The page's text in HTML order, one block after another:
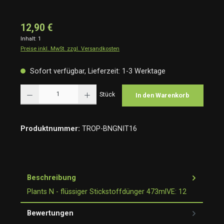
12,90 €
Inhalt: 1
Preise inkl. MwSt. zzgl. Versandkosten
Sofort verfügbar, Lieferzeit: 1-3 Werktage
Stück In den Warenkorb
Produktnummer: TROP-BNGNIT16
Beschreibung
Plants N - flüssiger Stickstoffdünger 473mlVE: 12
Bewertungen